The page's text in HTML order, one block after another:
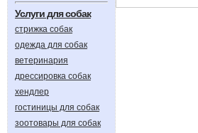
Услуги для собак
стрижка собак
одежда для собак
ветеринария
дрессировка собак
хендлер
гостиницы для собак
зоотовары для собак